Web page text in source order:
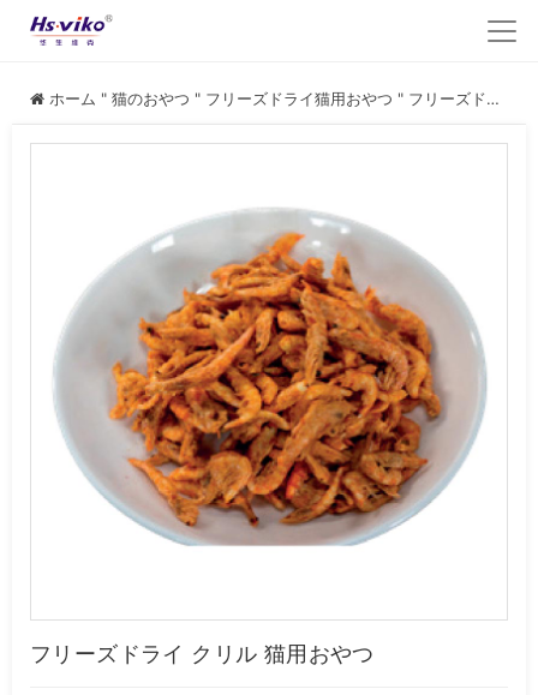
ホーム " 猫のおやつ " フリーズドライ猫用おやつ " フリーズドライ クリル 猫用おやつ
フリーズドライ クリル 猫用おやつ